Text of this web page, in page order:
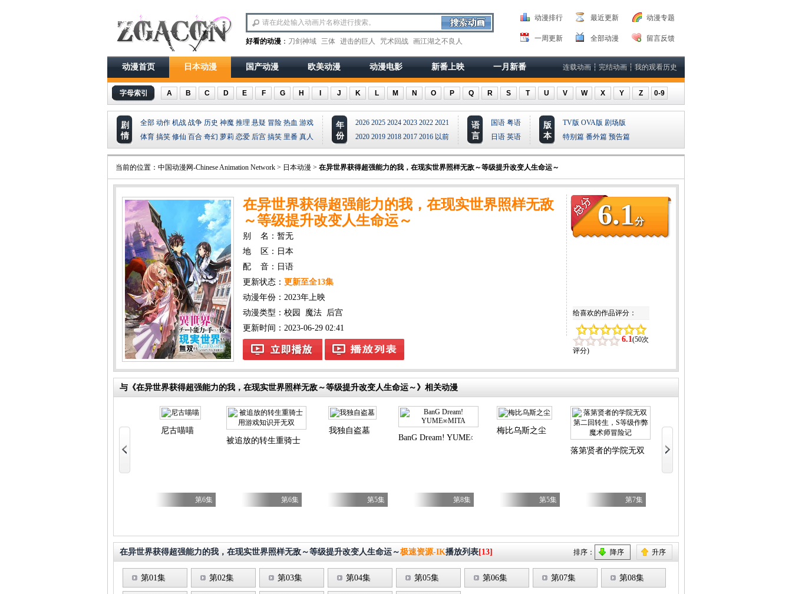
好看的动漫 ： 刀剑神域 三体 进击的巨人 咒术回战 画江湖之不良人
动漫排行 最近更新 动漫专题
一周更新 全部动漫 留言反馈
动漫首页 日本动漫 国产动漫 欧美动漫 动漫电影 新番上映 一月新番 连载动画 ┆ 完结动画 ┆ 我的观看历史
字母索引 A B C D E F G H J K L M N O P Q R S T U V W X Y Z 0-9
剧
情
全部 动作 机战 战争 历史 神魔 推理 悬疑 冒险 热血 游戏
体育 搞笑 修仙 百合 奇幻 萝莉 恋爱 后宫 搞笑 里番 真人
年
份
2026 2025 2024 2023 2022 2021
2020 2019 2018 2017 2016 以前
语
言
国语 粤语
日语 英语
版
本
TV版 OVA版 剧场版
特别篇 番外篇 预告篇
当前的位置： 中国动漫网-Chinese Animation Network > 日本动漫 > 在异世界获得超强能力的我，在现实世界照样无敌～等级提升改变人生命运～
6.1分
给喜欢的作品评分：
6.1(50次
评分)
在异世界获得超强能力的我，在现实世界照样无敌
～等级提升改变人生命运～
别 名：暂无
地 区：日本
配 音：日语
更新状态： 更新至全13集
动漫年份： 2023年上映
动漫类型： 校园 魔法 后宫
更新时间：2023-06-29 02:41
与《在异世界获得超强能力的我，在现实世界照样无敌～等级提升改变人生命运～》相关动漫
尼古喵喵
第6集
被追放的转生重骑士用游戏知识开无双
第6集
我独自盗墓
第5集
BanG Dream! YUME∞MITA
第8集
梅比乌斯之尘
第5集
落第贤者的学院无双第二回转生，S等级作弊魔术师冒险记
第7集
LV999的村民
在异世界获得超强能力的我，在现实世界照样无敌～等级提升改变人生命运～极速资源-IK播放列表[13] 排序： 降序 升序
第01集 第02集 第03集 第04集 第05集 第06集 第07集 第08集